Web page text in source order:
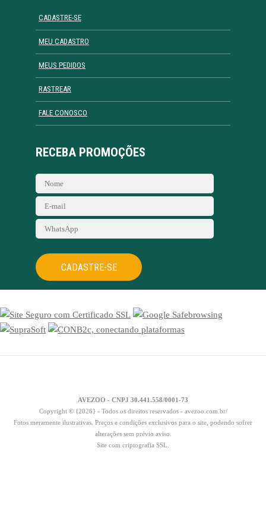
CADASTRE-SE
MEU CADASTRO
MEUS PEDIDOS
RASTREAR
FALE CONOSCO
RECEBA PROMOÇÕES
CADASTRE-SE
AVEZOO - CNPJ 30.441.558/0001-73
Copyright © {2026} - Todos os direitos reservados - avezoo.com.br/
Fotos meramente ilustrativas. Preços e condições exclusivos para o site, podendo sofrer
alterações sem prévio aviso.
Site com criptografia SSL.